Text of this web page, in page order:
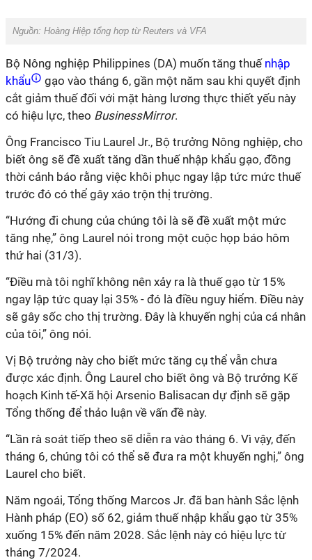
Nguồn: Hoàng Hiệp tổng hợp từ Reuters và VFA
Bộ Nông nghiệp Philippines (DA) muốn tăng thuếnhập
khẩu
gạo vào tháng 6, gần một năm sau khi quyết định
cắt giảm thuế đối với mặt hàng lương thực thiết yếu này
có hiệu lực, theo BusinessMirror.
Ông Francisco Tiu Laurel Jr., Bộ trưởng Nông nghiệp, cho
biết ông sẽ đề xuất tăng dần thuế nhập khẩu gạo, đồng
thời cảnh báo rằng việc khôi phục ngay lập tức mức thuế
trước đó có thể gây xáo trộn thị trường.
“Hướng đi chung của chúng tôi là sẽ đề xuất một mức
tăng nhẹ,” ông Laurel nói trong một cuộc họp báo hôm
thứ hai (31/3).
“Điều mà tôi nghĩ không nên xảy ra là thuế gạo từ 15%
ngay lập tức quay lại 35% - đó là điều nguy hiểm. Điều này
sẽ gây sốc cho thị trường. Đây là khuyến nghị của cá nhân
của tôi,” ông nói.
Vị Bộ trưởng này cho biết mức tăng cụ thể vẫn chưa
được xác định. Ông Laurel cho biết ông và Bộ trưởng Kế
hoạch Kinh tế-Xã hội Arsenio Balisacan dự định sẽ gặp
Tổng thống để thảo luận về vấn đề này.
“Lần rà soát tiếp theo sẽ diễn ra vào tháng 6. Vì vậy, đến
tháng 6, chúng tôi có thể sẽ đưa ra một khuyến nghị,” ông
Laurel cho biết.
Năm ngoái, Tổng thống Marcos Jr. đã ban hành Sắc lệnh
Hành pháp (EO) số 62, giảm thuế nhập khẩu gạo từ 35%
xuống 15% đến năm 2028. Sắc lệnh này có hiệu lực từ
tháng 7/2024.